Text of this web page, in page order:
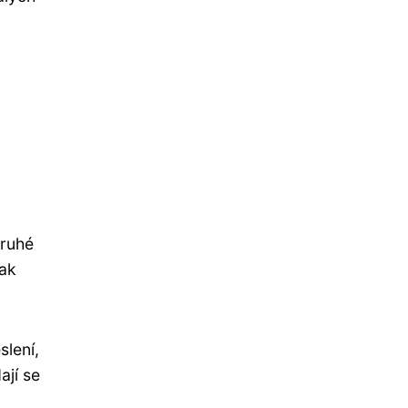
se